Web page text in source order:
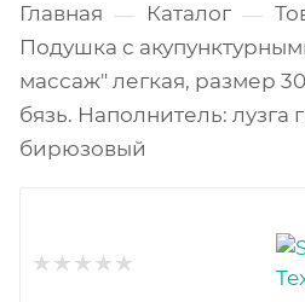
Главная — Каталог —
Подушка с
массаж" легкая, размер
бязь. Наполнитель: лузга
бирюзовый